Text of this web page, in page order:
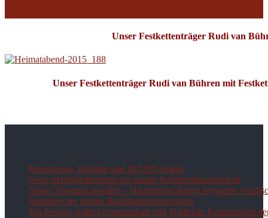
Unser Festkettenträger Rudi van
Unser Festkettenträger Rudi van Bühren mit
Ehrenkreuz, Jubiläen und MÄNN-Pokal:
Neue Schießleiterinnen für unsere Schützenbruderschaft
Neuer Vorstand gewählt – Hauptmann Bernd Aymanns
Resümee der letzten Bezirksmeisterschaften
Ein Festtag voller Gemeinschaft und Tradition: Patronatsfest